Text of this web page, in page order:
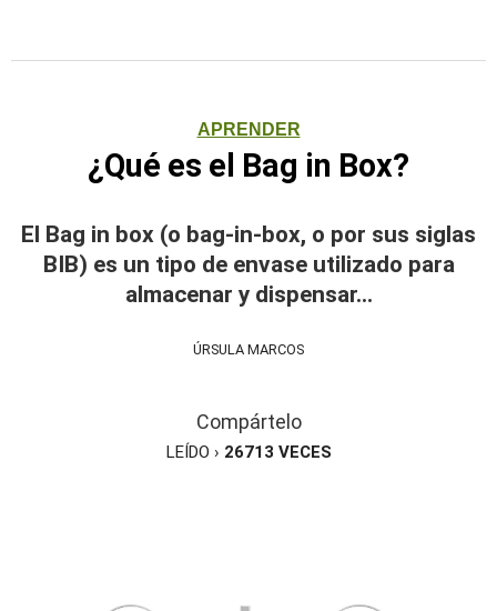
APRENDER
¿Qué es el Bag in Box?
El Bag in box (o bag-in-box, o por sus siglas
BIB) es un tipo de envase utilizado para
almacenar y dispensar...
ÚRSULA MARCOS
Compártelo
LEÍDO › 26713 VECES